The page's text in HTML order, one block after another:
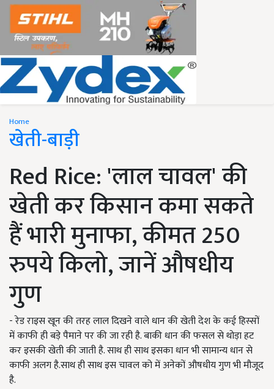
Home
खेती-बाड़ी
Red Rice: 'लाल चावल' की
खेती कर किसान कमा सकते
हैं भारी मुनाफा, कीमत 250
रुपये किलो, जानें औषधीय
गुण
- रेड राइस खून की तरह लाल दिखने वाले धान की खेती देश के कई हिस्सों
में काफी ही बड़े पैमाने पर की जा रही है. बाकी धान की फसल से थोड़ा हट
कर इसकी खेती की जाती है. साथ ही साथ इसका धान भी सामान्य धान से
काफी अलग है.साथ ही साथ इस चावल को में अनेकों औषधीय गुण भी मौजूद
है.